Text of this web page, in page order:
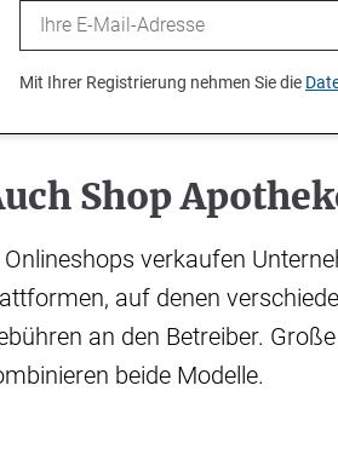
Email
Mit Ihrer Registrierung nehmen Sie die
Shop
Onlineshops verkaufen
auf denen
an den Betreiber.
beide Modelle.